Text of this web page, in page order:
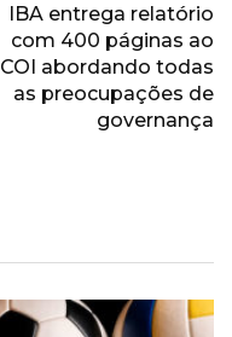
IBA entrega relatório
com 400 páginas ao
COI abordando todas
as preocupações de
governança